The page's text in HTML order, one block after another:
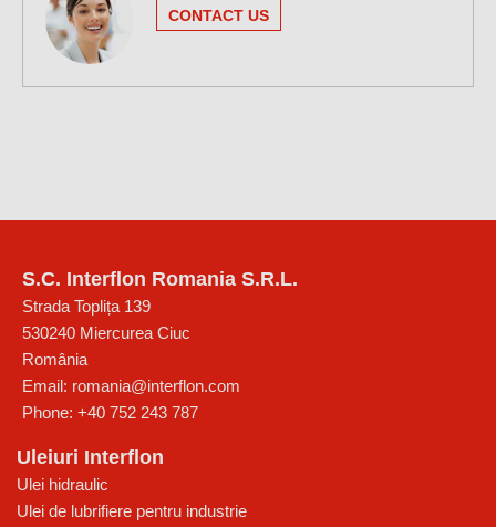
CONTACT US
S.C. Interflon Romania S.R.L.
Strada Toplița 139
530240 Miercurea Ciuc
România
Email: romania@interflon.com
Phone: +40 752 243 787
Uleiuri Interflon
Ulei hidraulic
Ulei de lubrifiere pentru industrie